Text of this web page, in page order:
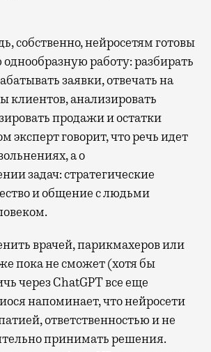
местом, где можно
поработать или просто
сквозь панорамные
взлетают и садятся
нет недостатка
их обычно
зонах воздушных
вокзалах — тоже.
на Ленинградском,
Ярославском
Попасть в бизнес-залы
Mir Supreme. Причем
Всего доступно более
залов по всему миру.
собственно, нейросетям готовы
работу: разбирать
заявки, отвечать на
клиентов, анализировать
продажи и остатки
эксперт говорит, что речь идет
а о
задач: стратегические
и общение с людьми
врачей, парикмахеров или
пока не сможет (хотя бы
через ChatGPT все еще
напоминает, что нейросети
ответственностью и не
принимать решения.